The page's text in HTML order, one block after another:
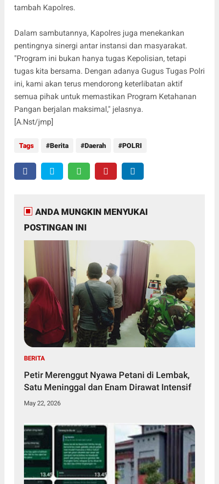
tambah Kapolres.
Dalam sambutannya, Kapolres juga menekankan
pentingnya sinergi antar instansi dan masyarakat.
"Program ini bukan hanya tugas Kepolisian, tetapi
tugas kita bersama. Dengan adanya Gugus Tugas Polri
ini, kami akan terus mendorong keterlibatan aktif
semua pihak untuk memastikan Program Ketahanan
Pangan berjalan maksimal," jelasnya.
[A.Nst/jmp]
Tags Berita Daerah POLRI
ANDA MUNGKIN MENYUKAI
POSTINGAN INI
BERITA
Petir Merenggut Nyawa Petani di Lembak,
Satu Meninggal dan Enam Dirawat Intensif
May 22, 2026